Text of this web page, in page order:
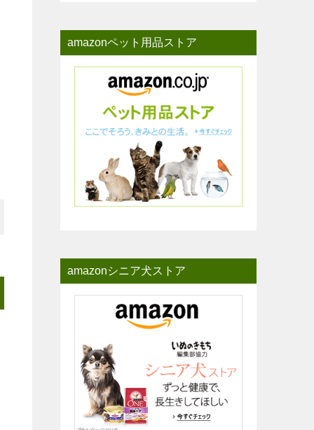
amazonペット用品ストア
amazonシニア犬ストア